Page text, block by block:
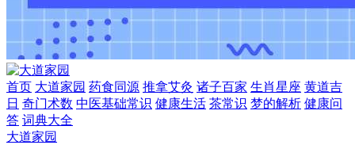
首页 大道家园 药食同源 推拿艾灸 诸子百家 生肖星座 黄道吉
日 奇门术数 中医基础常识 健康生活 茶常识 梦的解析 健康问
答 词典大全
大道家园